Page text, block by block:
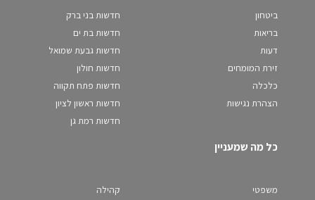
ביטחון
בריאות
דעות
זירת המומחים
כלכלה
הצהרת נגישות
חדשות בני ברק
חדשות בת ים
חדשות גבעת שמואל
חדשות חולון
חדשות פתח תקווה
חדשות ראשון לציון
חדשות רמת גן
כל מה שמעניין
משפטי
קהילה